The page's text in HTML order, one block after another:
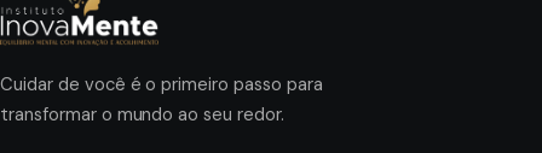
Cuidar de você é o primeiro passo para
transformar o mundo ao seu redor.